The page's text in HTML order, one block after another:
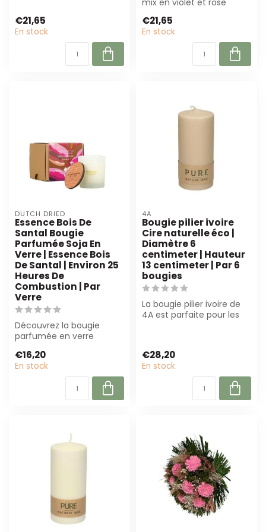
€21,65
En stock
est livr...
€21,65
En stock
DUTCH DRIED
Essence Bois De
Santal Bougie
Parfumée Soja En
Verre | Essence Bois
De Santal | Environ 25
Heures De
Combustion | Par
Verre
Découvrez la bougie
parfumée en verre
25 heures de com...
€16,20
En stock
4A
Bougie pilier ivoire
Cire naturelle éco |
Diamètre 6
centimeter | Hauteur
13 centimeter | Par 6
bougies
La bougie pilier ivoire de
4A est parfaite pour les
€28,20
En stock